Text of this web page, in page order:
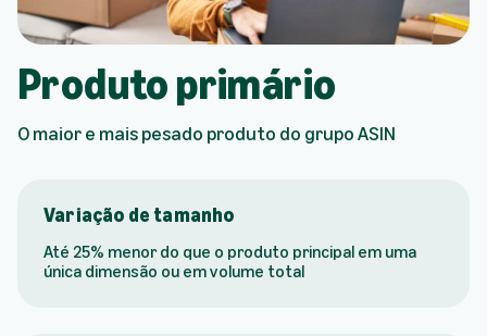
Produto primário
O maior e mais pesado produto do grupo ASIN
Variação de tamanho
Até 25% menor do que o produto principal em uma
única dimensão ou em volume total